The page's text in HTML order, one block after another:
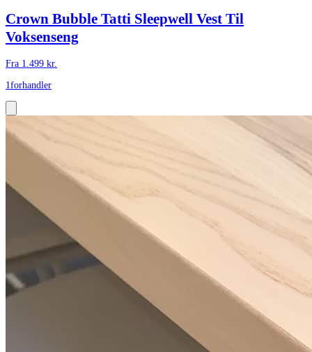
Crown Bubble Tatti Sleepwell Vest Til
Voksenseng
Fra 1.499 kr.
1forhandler